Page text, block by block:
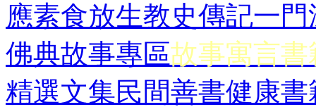
應素食放生教史傳記一門
佛典故事專區故事寓言書
精選文集民間善書健康書